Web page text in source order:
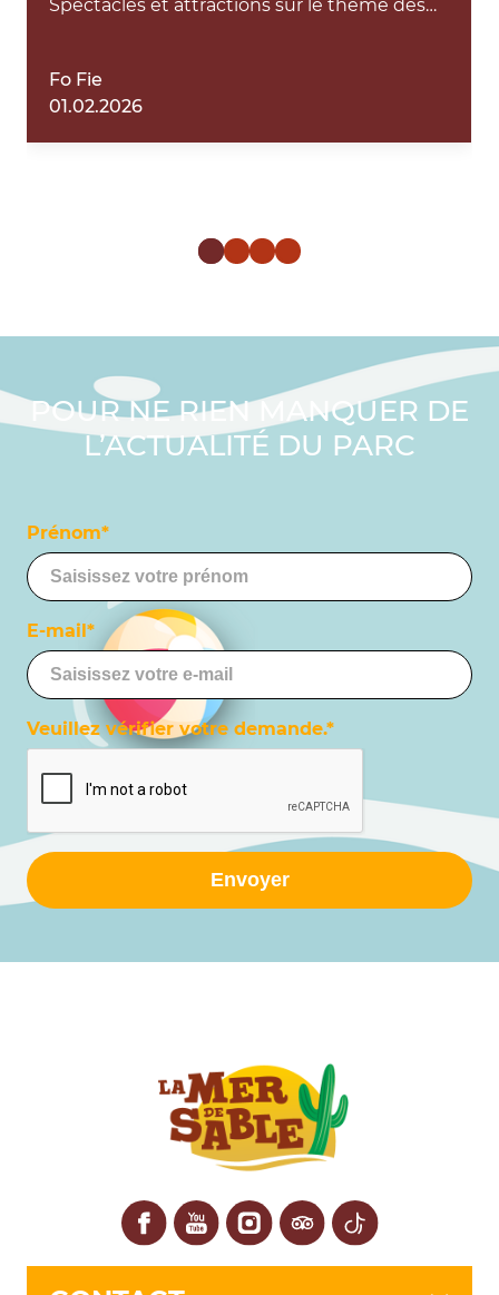
Spectacles et attractions sur le thème des
entré dans le parc, il y a une mise en scène
et les visiteurs sont pris à partie. C'est
Fo Fie
01.02.2026
POUR NE RIEN MANQUER DE
L’ACTUALITÉ DU PARC
Prénom*
E-mail*
Veuillez vérifier votre demande.*
Envoyer
FacebookYouTubeInstagramTripadvisor
TikTok